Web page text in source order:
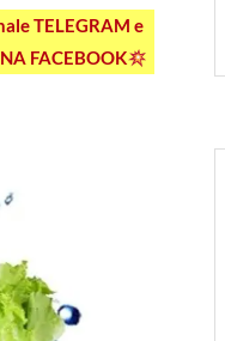
TELEGRAM e
FACEBOOK